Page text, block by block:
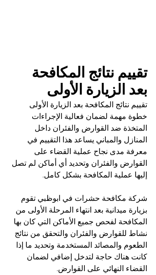
تقييم نتائج المكافحة
بعد الزيارة الأولى
تقييم نتائج المكافحة بعد الزيارة الأولى
خطوة مهمة لضمان فعالية الإجراءات
المتخذة ضد القوارض والفئران داخل
المنازل والمباني يساعد هذا التقييم في
معرفة مدى نجاح عملية القضاء على
القوارض والفئران وتحديد أي أماكن لم تصل
إليها عملية المكافحة بشكل كامل.
شركة مكافحة حشرات في ابوظبي تقوم
بزيارة ميدانية بعد انتهاء المرحلة الأولى من
المكافحة لفحص جميع الأماكن التي كان بها
نشاط للقوارض والفئران والتحقق من نتائج
الطعوم والمصائد المستخدمة وتحديد ما إذا
كانت هناك حاجة لتدخل إضافي لضمان
القضاء النهائي على القوارض.